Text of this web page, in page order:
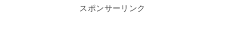
スポンサーリンク